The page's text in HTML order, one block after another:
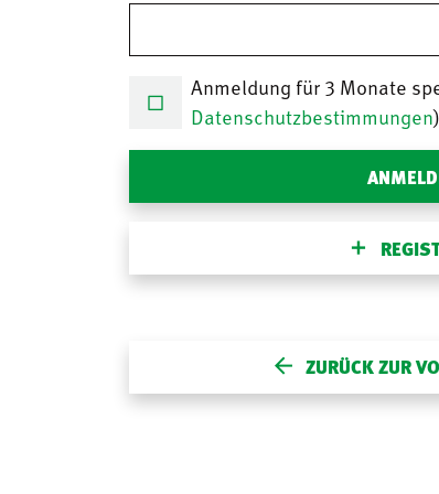
Anmeldung für 3 Monate
Datenschutzbestimmungen)
ZURÜCK ZUR